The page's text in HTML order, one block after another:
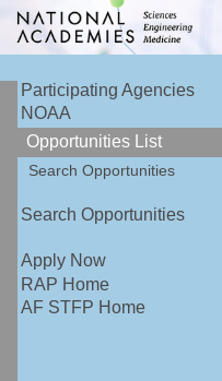
Participating Agencies
NOAA
Opportunities List
Search Opportunities
Search Opportunities
Apply Now
RAP Home
AF STFP Home